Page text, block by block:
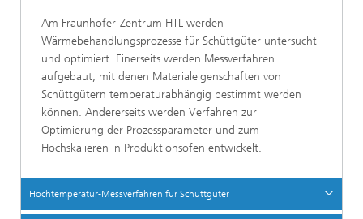
Am Fraunhofer-Zentrum HTL werden
Wärmebehandlungsprozesse für Schüttgüter untersucht
und optimiert. Einerseits werden Messverfahren
aufgebaut, mit denen Materialeigenschaften von
Schüttgütern temperaturabhängig bestimmt werden
können. Andererseits werden Verfahren zur
Optimierung der Prozessparameter und zum
Hochskalieren in Produktionsöfen entwickelt.
Hochtemperatur-Messverfahren für Schüttgüter